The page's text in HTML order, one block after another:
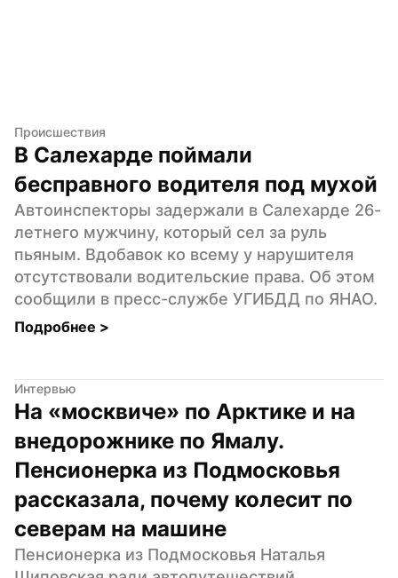
Происшествия
В Салехарде поймали
бесправного водителя под мухой
Автоинспекторы задержали в Салехарде 26-
летнего мужчину, который сел за руль
пьяным. Вдобавок ко всему у нарушителя
отсутствовали водительские права. Об этом
сообщили в пресс-службе УГИБДД по ЯНАО.
Подробнее >
Интервью
На «москвиче» по Арктике и на
внедорожнике по Ямалу.
Пенсионерка из Подмосковья
рассказала, почему колесит по
северам на машине
Пенсионерка из Подмосковья Наталья